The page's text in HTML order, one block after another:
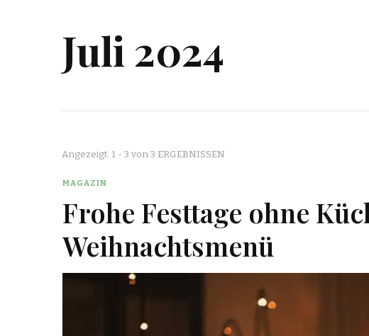
Juli 2024
Angezeigt: 1 - 3 von 3 ERGEBNISSEN
MAGAZIN
Frohe Festtage ohne
Weihnachtsmenü